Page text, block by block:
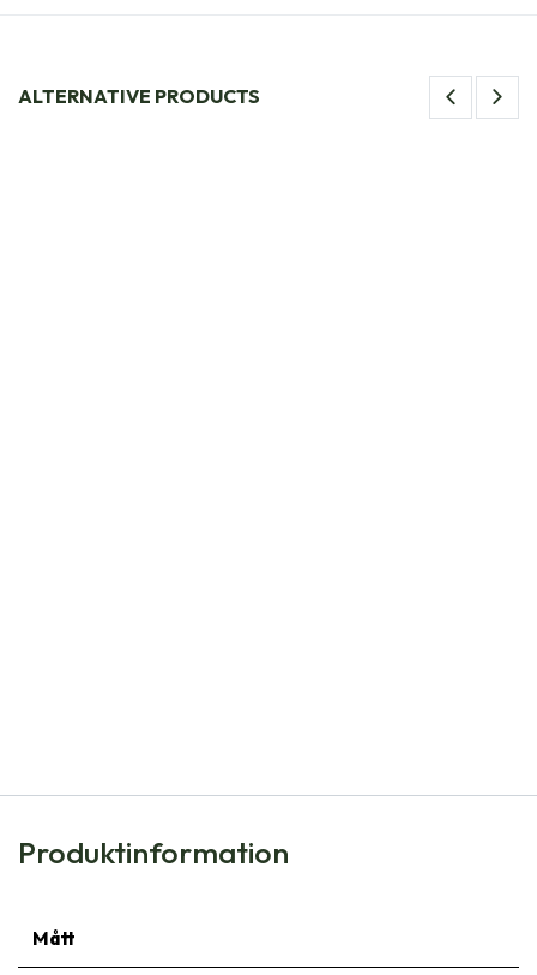
ALTERNATIVE PRODUCTS
Produktinformation
Mått